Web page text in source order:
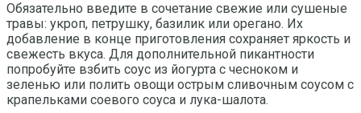
Обязательно введите в сочетание свежие или сушеные
травы: укроп, петрушку, базилик или орегано. Их
добавление в конце приготовления сохраняет яркость и
свежесть вкуса. Для дополнительной пикантности
попробуйте взбить соус из йогурта с чесноком и
зеленью или полить овощи острым сливочным соусом с
крапельками соевого соуса и лука-шалота.